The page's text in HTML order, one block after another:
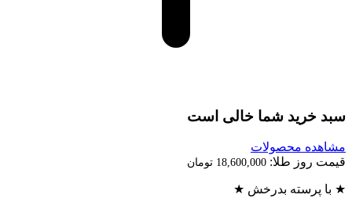
سبد خرید شما خالی است
مشاهده محصولات
قیمت روز طلا: 18,600,000 تومان
★ با پرسته بدرخش ★